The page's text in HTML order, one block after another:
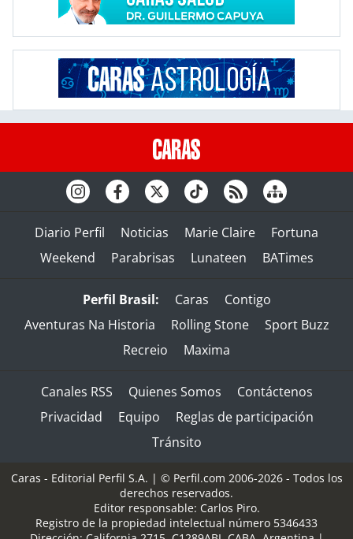
Diario Perfil Noticias Marie Claire
Fortuna
Weekend
Parabrisas Lunateen BATimes
Perfil Brasil: Caras
Contigo
Aventuras Na Historia
Rolling Stone
Sport Buzz
Recreio
Maxima
Canales RSS Quienes Somos
Contáctenos
Privacidad
Equipo
Reglas de participación
Tránsito
Caras - Editorial Perfil S.A. | © Perfil.com 2006-2026 - Todos los
derechos reservados.
Editor responsable: Carlos Piro.
Registro de la propiedad intelectual número 5346433